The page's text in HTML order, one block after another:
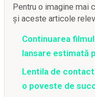
Pentru o imagine mai
și aceste articole
Continuarea
lansare estimată
Lentila de
o poveste de